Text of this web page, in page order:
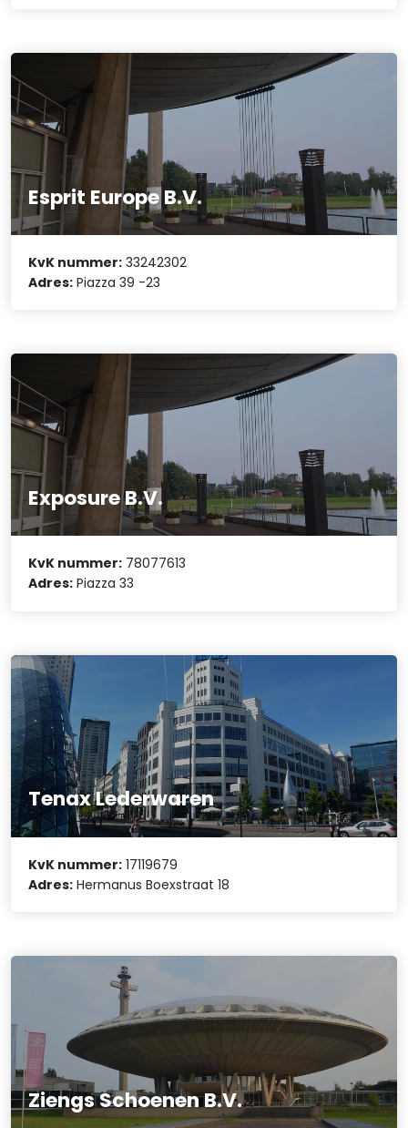
Esprit Europe B.V.
KvK nummer: 33242302
Adres: Piazza 39 -23
Exposure B.V.
KvK nummer: 78077613
Adres: Piazza 33
Tenax Lederwaren
KvK nummer: 17119679
Adres: Hermanus Boexstraat 18
Ziengs Schoenen B.V.